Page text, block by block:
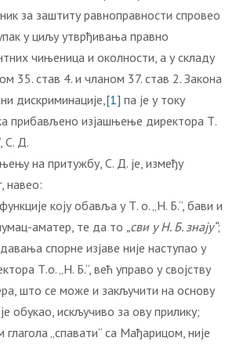
за заштиту равноправности спровео
у циљу утврђивања правно
чињеница и околности, a у складу
35. став 4. и чланом 37. став 2. Закона
дискриминације,[1] па је у току
прибављено изјашњење директора Т.
С. Д.
на притужбу, С. Д. је, између
навео:
коју обавља у Т. о. „Н. Б.“, бави и
аматер, те да то „сви у Н. Б. знају“;
спорне изјаве није наступао у
Т.о. „Н. Б.“, већ управо у својству
што се може и закључити на основу
обукао, искључиво за ову прилику;
„спавати“ са Мађарицом, није